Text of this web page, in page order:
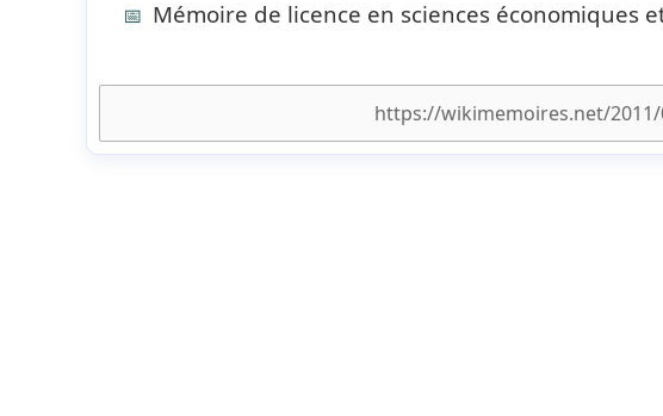
📅 Mémoire de licence en sciences économiques